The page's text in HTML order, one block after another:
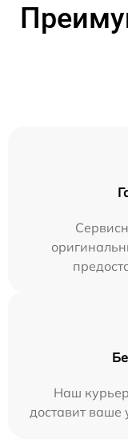
Наш
доставит ваше